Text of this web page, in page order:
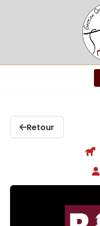
Retour